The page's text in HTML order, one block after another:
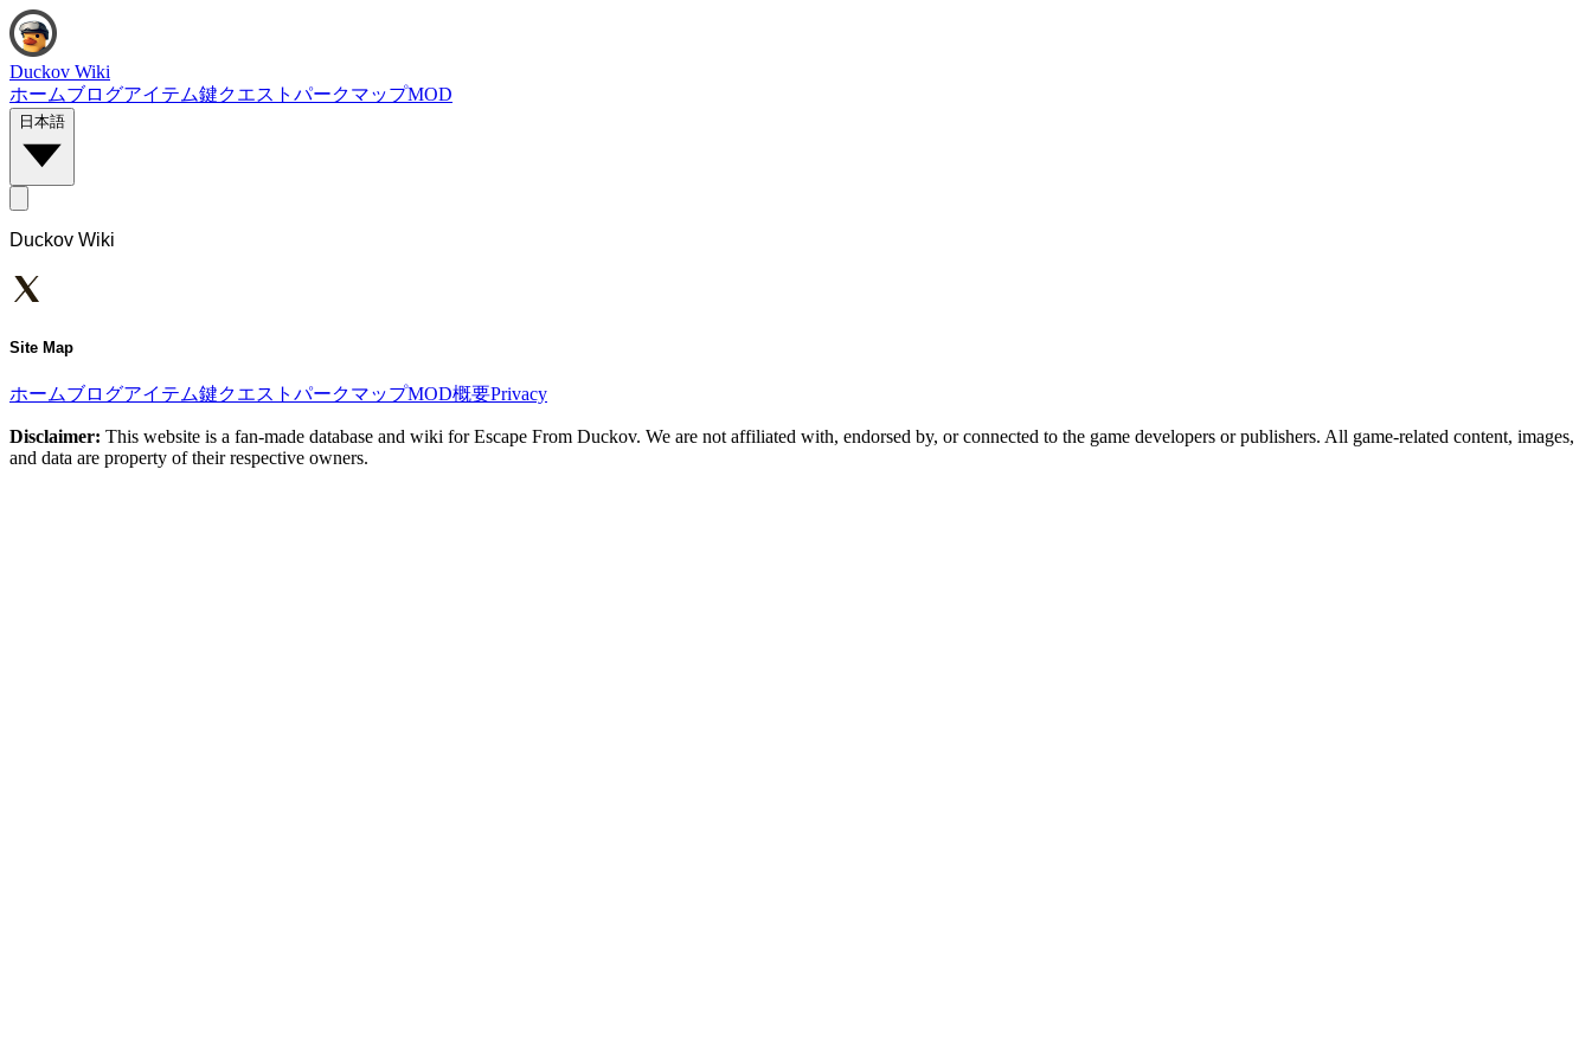
Duckov Wiki
ホームブログアイテム鍵クエスト パークマップMOD
日本語
Duckov Wiki
Site Map
ホームブログアイテム鍵クエスト パークマップMOD概要Privacy
Disclaimer: This website is a fan-made database and wiki for Escape From Duckov. We are not affiliated with, endorsed by, or connected to the game developers or publishers. All game-related content, images,
and data are property of their respective owners.